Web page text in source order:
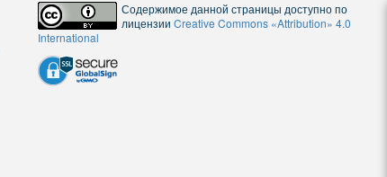
Содержимое данной страницы доступно по
лицензии Creative Commons «Attribution» 4.0
International